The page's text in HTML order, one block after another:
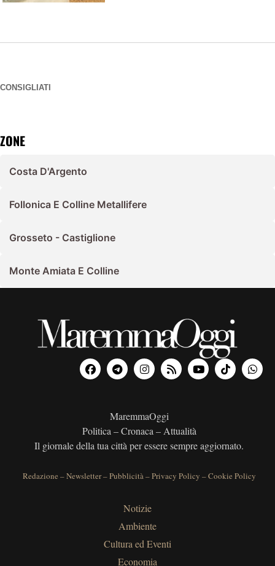
CONSIGLIATI
ZONE
Costa D'Argento
Follonica E Colline Metallifere
Grosseto - Castiglione
Monte Amiata E Colline
MaremmaOggi
Politica – Cronaca – Attualità
Il giornale della tua città per essere sempre aggiornato.
Redazione –Newsletter–Pubblicità–Privacy Policy –Cookie Policy
Notizie
Ambiente
Cultura ed Eventi
Economia